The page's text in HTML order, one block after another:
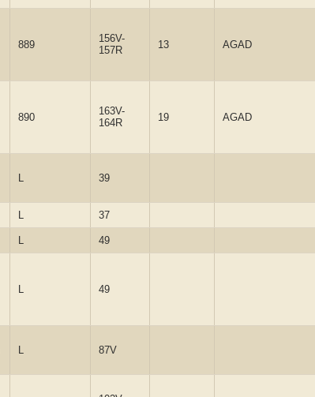
889
156V-
157R
13 AGAD
890
163V-
164R
19 AGAD
L 39
L 37
L 49
L 49
L 87V